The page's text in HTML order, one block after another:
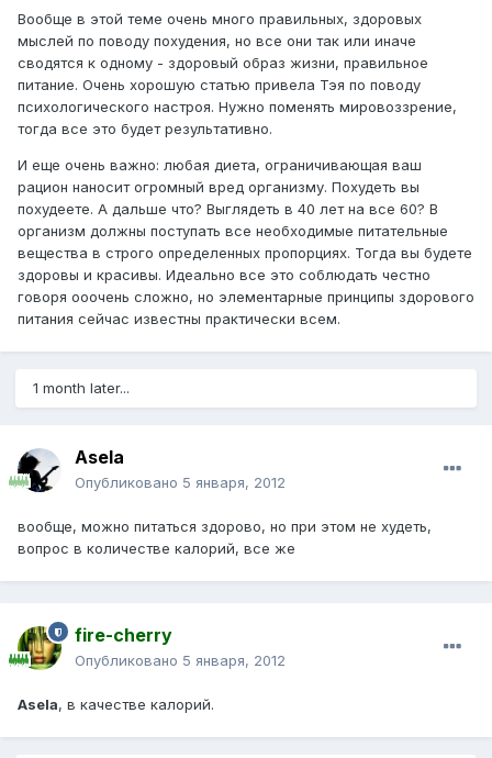
Вообще в этой теме очень много правильных, здоровых
мыслей по поводу похудения, но все они так или иначе
сводятся к одному - здоровый образ жизни, правильное
питание. Очень хорошую статью привела Тэя по поводу
психологического настроя. Нужно поменять мировоззрение,
тогда все это будет результативно.
И еще очень важно: любая диета, ограничивающая ваш
рацион наносит огромный вред организму. Похудеть вы
похудеете. А дальше что? Выглядеть в 40 лет на все 60? В
организм должны поступать все необходимые питательные
вещества в строго определенных пропорциях. Тогда вы будете
здоровы и красивы. Идеально все это соблюдать честно
говоря ооочень сложно, но элементарные принципы здорового
питания сейчас известны практически всем.
1 month later...
Asela
Опубликовано 5 января, 2012
вообще, можно питаться здорово, но при этом не худеть,
вопрос в количестве калорий, все же
fire-cherry
Опубликовано 5 января, 2012
Asela, в качестве калорий.